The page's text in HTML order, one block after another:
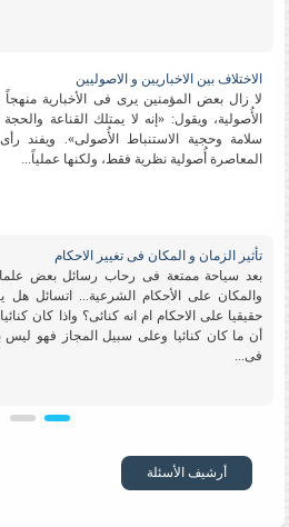
الاختلاف بین الاخباریین و الاصولیین
لا زال بعض المؤمنین یرى فی الأخباریة منهجاً
الأُصولیة، ویقول: «إنه لا یمتلك القناعة
سلامة وحجیة الاستنباط الأُصولی». ویفند
المعاصرة أُصولیة نظریة فقط، ولكنها عملیاً...
تأثیر الزمان و المكان فی تغییر الاحكام
بعد سیاحة ممتعة فی رحاب رسائل بعض علمائنا
والمكان على الأحكام الشرعیة... اتسائل هل
حقیقیا على الاحكام ام انه كنائی؟ واذا كان
أن ما كان كنائیا وعلى سبیل المجاز فهو لیس
فی...
السلام علیكم ورحمة الله وبركاته ما رأی
؟ الرجاء التوضیح بشیء من التفصیل ﻋلاء حسن
أرشیف الأسئلة